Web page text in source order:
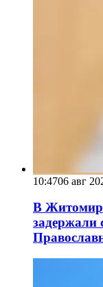
10:4706 авг
В
задержали